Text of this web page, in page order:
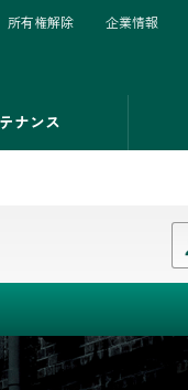
ナンス
所有権解除 企業情報